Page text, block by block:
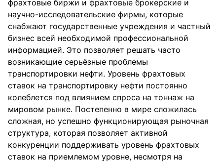
фрахтовые биржи и фрахтовые брокерские и
научно-исследовательские фирмы, которые
снабжают государственные учреждения и частный
бизнес всей необходимой профессиональной
информацией. Это позволяет решать часто
возникающие серьёзные проблемы
транспортировки нефти. Уровень фрахтовых
ставок на транспортировку нефти постоянно
колеблется под влиянием спроса на тоннаж на
мировом рынке. Постепенно в мире сложилась
сложная, но успешно функционирующая рыночная
структура, которая позволяет активной
конкуренции поддерживать уровень фрахтовых
ставок на приемлемом уровне, несмотря на